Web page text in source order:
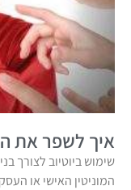
איך לשפר את
שימוש ביוטיוב לצורך
המוניטין האישי או